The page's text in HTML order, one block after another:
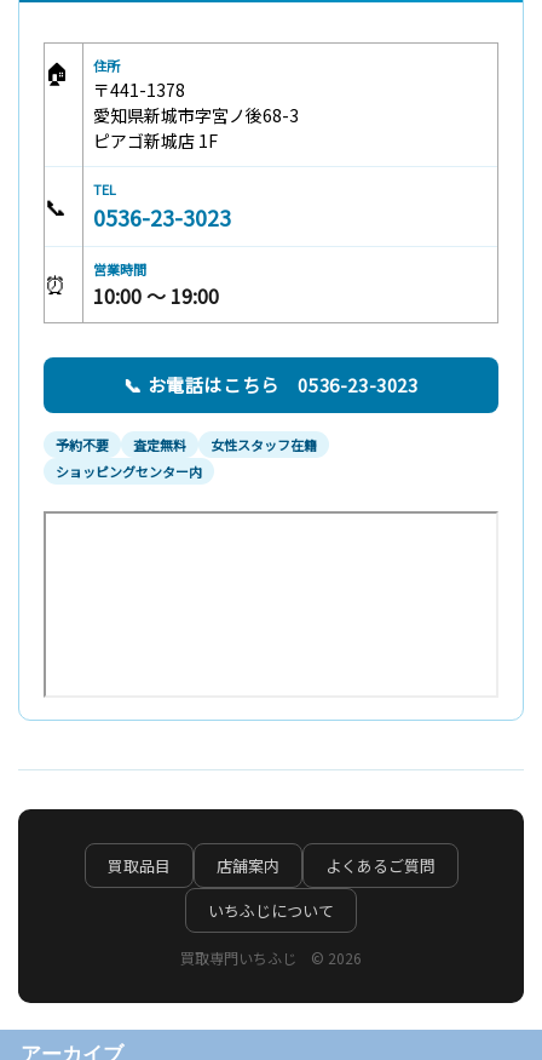
🏠 住所
〒441-1378
愛知県新城市字宮ノ後68-3
ピアゴ新城店 1F
📞
TEL
0536-23-3023
⏰ 営業時間
10:00 〜 19:00
📞 お電話はこちら 0536-23-3023
予約不要 査定無料
女性スタッフ在籍
ショッピングセンター内
買取品目 店舗案内
よくあるご質問
いちふじについて
買取専門いちふじ © 2026
アーカイブ